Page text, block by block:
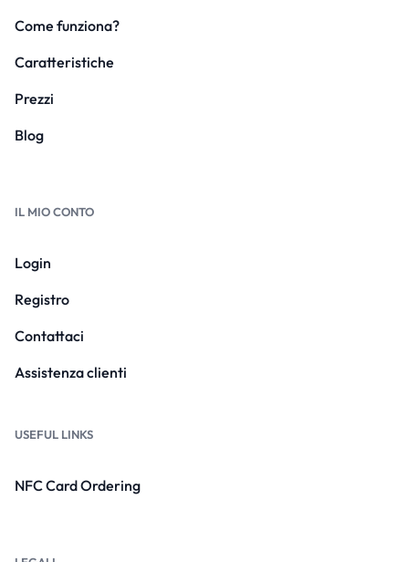
Come funziona?
Caratteristiche
Prezzi
Blog
IL MIO CONTO
Login
Registro
Contattaci
Assistenza clienti
USEFUL LINKS
NFC Card Ordering